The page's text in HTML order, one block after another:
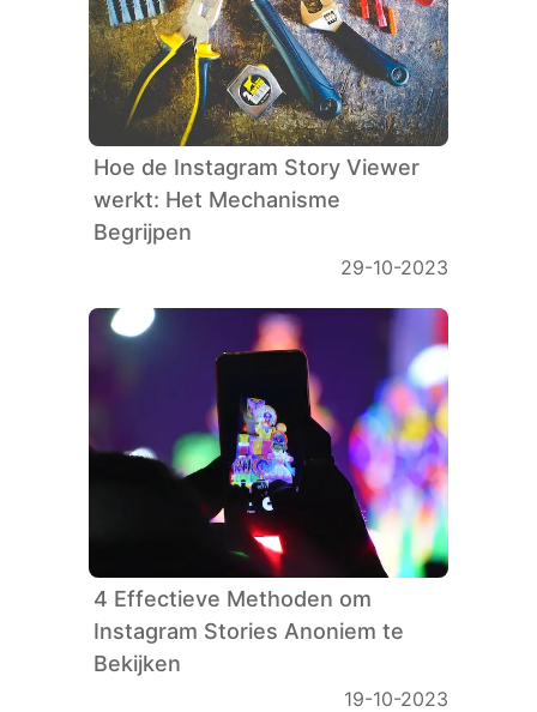
Hoe de Instagram Story Viewer
werkt: Het Mechanisme
Begrijpen
29-10-2023
4 Effectieve Methoden om
Instagram Stories Anoniem te
Bekijken
19-10-2023